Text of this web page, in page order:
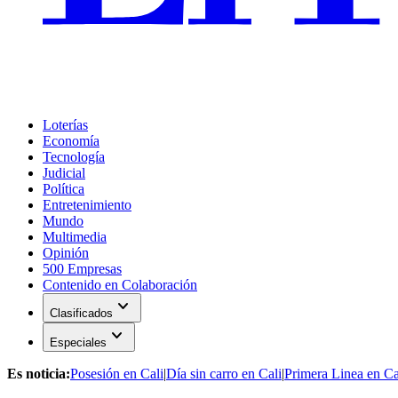
Loterías
Economía
Tecnología
Judicial
Política
Entretenimiento
Mundo
Multimedia
Opinión
500 Empresas
Contenido en Colaboración
Clasificados expand_more
Especiales expand_more
Es noticia:Posesión en Cali|Día sin carro en Cali|Primera Linea en